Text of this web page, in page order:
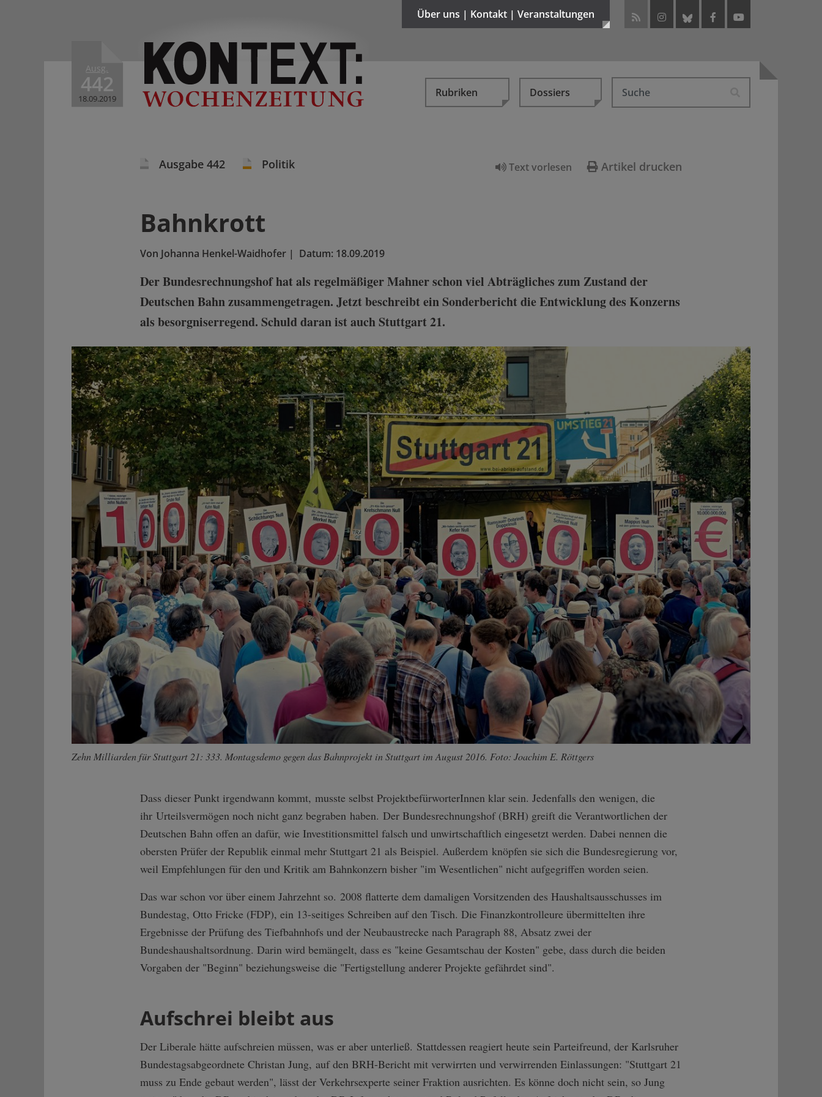
Ausg.
442
18.09.2019
Über uns | Kontakt | Veranstaltungen
Rubriken Dossiers
Text vorlesen Artikel drucken
Ausgabe 442 Politik
Bahnkrott
Von Johanna Henkel-Waidhofer | Datum: 18.09.2019
Der Bundesrechnungshof hat als regelmäßiger Mahner schon viel Abträgliches zum Zustand der
Deutschen Bahn zusammengetragen. Jetzt beschreibt ein Sonderbericht die Entwicklung des Konzerns
als besorgniserregend. Schuld daran ist auch Stuttgart 21.
Zehn Milliarden für Stuttgart 21: 333. Montagsdemo gegen das Bahnprojekt in Stuttgart im August 2016. Foto: Joachim E. Röttgers
Dass dieser Punkt irgendwann kommt, musste selbst ProjektbefürworterInnen klar sein. Jedenfalls den wenigen, die
ihr Urteilsvermögen noch nicht ganz begraben haben. Der Bundesrechnungshof (BRH) greift die Verantwortlichen der
Deutschen Bahn offen an dafür, wie Investitionsmittel falsch und unwirtschaftlich eingesetzt werden. Dabei nennen die
obersten Prüfer der Republik einmal mehr Stuttgart 21 als Beispiel. Außerdem knöpfen sie sich die Bundesregierung vor,
weil Empfehlungen für den und Kritik am Bahnkonzern bisher "im Wesentlichen" nicht aufgegriffen worden seien.
Das war schon vor über einem Jahrzehnt so. 2008 flatterte dem damaligen Vorsitzenden des Haushaltsausschusses im
Bundestag, Otto Fricke (FDP), ein 13-seitiges Schreiben auf den Tisch. Die Finanzkontrolleure übermittelten ihre
Ergebnisse der Prüfung des Tiefbahnhofs und der Neubaustrecke nach Paragraph 88, Absatz zwei der
Bundeshaushaltsordnung. Darin wird bemängelt, dass es "keine Gesamtschau der Kosten" gebe, dass durch die beiden
Vorgaben der "Beginn" beziehungsweise die "Fertigstellung anderer Projekte gefährdet sind".
Aufschrei bleibt aus
Der Liberale hätte aufschreien müssen, was er aber unterließ. Stattdessen reagiert heute sein Parteifreund, der Karlsruher
Bundestagsabgeordnete Christan Jung, auf den BRH-Bericht mit verwirrten und verwirrenden Einlassungen: "Stuttgart 21
muss zu Ende gebaut werden", lässt der Verkehrsexperte seiner Fraktion ausrichten. Es könne doch nicht sein, so Jung